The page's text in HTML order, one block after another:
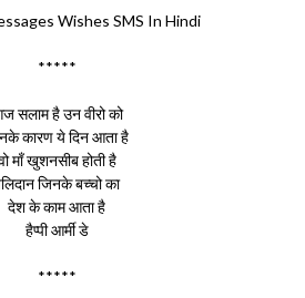
Wishes SMS In Hindi
*****
सलाम है उन वीरो को
कारण ये दिन आता है
माँ खुशनसीब होती है
जिनके बच्चो का
देश के काम आता है
हैप्पी आर्मी डे
*****